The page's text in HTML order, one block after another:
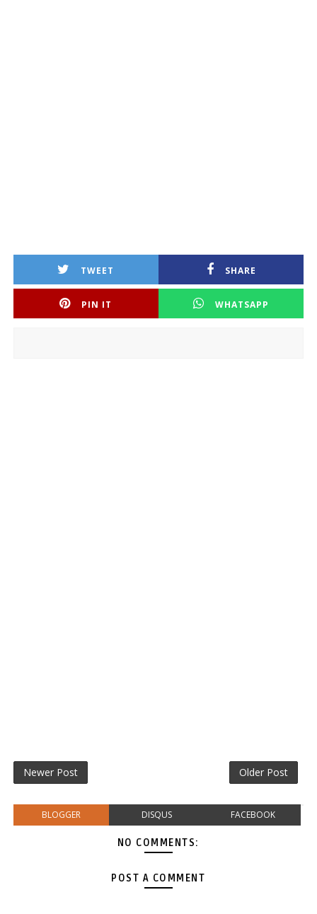
TWEET SHARE
PIN IT WHATSAPP
Newer Post Older Post
BLOGGER DISQUS FACEBOOK
NO COMMENTS:
POST A COMMENT